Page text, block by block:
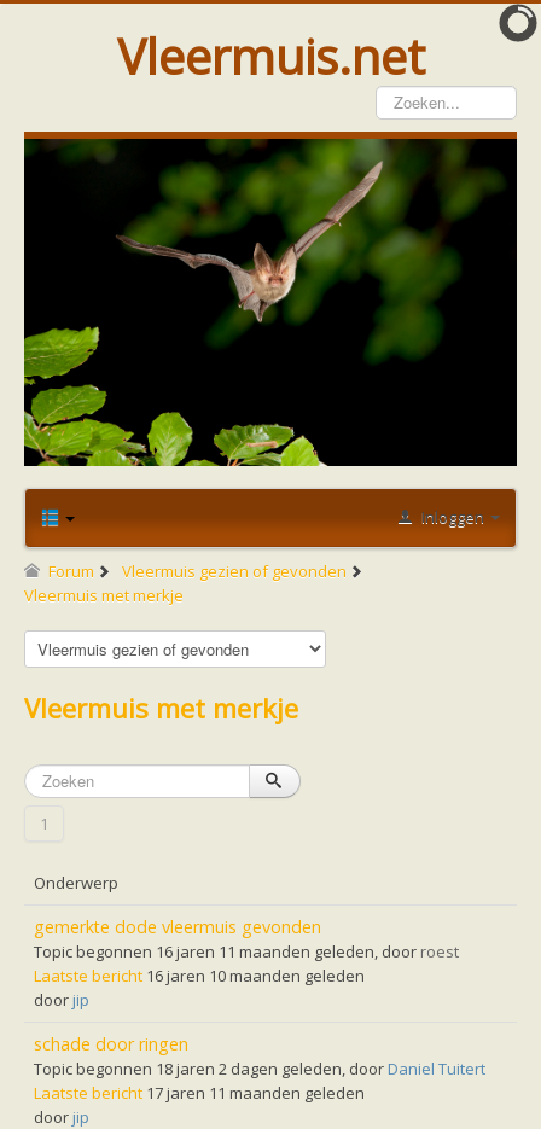
Vleermuis.net
Vleermuis gezien
Waarneming doorgeven
Wat doen wij met meldingen
Telinstructie
Waarnemingen doorgeven elders
Hulp
Vleermuis gevonden
Vanginstructie
Hulp per email
Hulp per provincie
Drenthe
Friesland
Limburg
Noord-Brabant
Noord-Holland
Overijssel
Utrecht
Zeeland
Zuid-Holland
Vleermuizen en ziektes
Soortbescherming
Gebiedsbescherming
Hulp bij bouwplannen en bomenkap
Doe mee
Meedoen
Landelijk zoogdierwerkgroepen
Regionale of provinciale werkgroepen
Landelijke natuurverenigingen
Ik wil graag mee op vleermuisexcursie
Vleermuizen in de tuin
Aankondiging activiteiten
Home Forum
Vleermuis gezien of gevonden
Vleermuis met merkje
Inloggen
Forum
Vleermuis gezien of gevonden
Vleermuis met merkje
Vleermuis met merkje
1
Onderwerp
gemerkte dode vleermuis gevonden
Topic begonnen 16 jaren 11 maanden geleden, door roest
Laatste bericht 16 jaren 10 maanden geleden
door jip
schade door ringen
Topic begonnen 18 jaren 2 dagen geleden, door Daniel Tuitert
Laatste bericht 17 jaren 11 maanden geleden
door jip